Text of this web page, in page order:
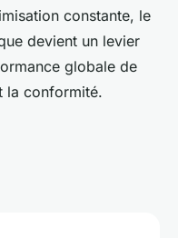
constante, le
devient un levier
globale de
la conformité.